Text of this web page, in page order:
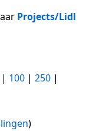
Projects/Lidl
| 100 | 250 |
)